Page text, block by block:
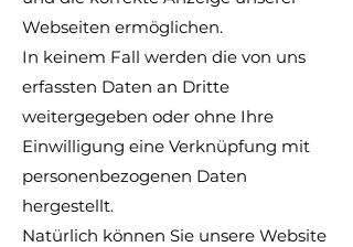
Webseiten ermöglichen.
In keinem Fall werden die von uns
erfassten Daten an Dritte
weitergegeben oder ohne Ihre
Einwilligung eine Verknüpfung mit
personenbezogenen Daten
hergestellt.
Natürlich können Sie unsere Website